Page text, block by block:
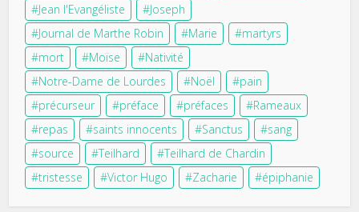
Jean l'Evangéliste
Joseph
Journal de Marthe Robin
Marie
martyrs
mort
Moïse
Nativité
Notre-Dame de Lourdes
Noël
pain
précurseur
préface préfaces
Rameaux
repas
saints innocents Sanctus
sang
source
Teilhard
Teilhard de Chardin
tristesse
Victor Hugo Zacharie épiphanie